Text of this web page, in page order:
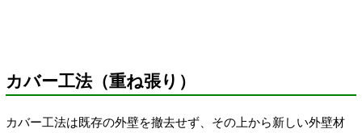
カバー工法（重ね張り）
カバー工法は既存の外壁を撤去せず、その上から新しい外壁材